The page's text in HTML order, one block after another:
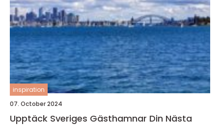
inspiration
07. October 2024
Upptäck Sveriges Gästhamnar Din Nästa